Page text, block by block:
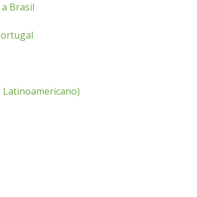
Brasil
Latinoamericano)